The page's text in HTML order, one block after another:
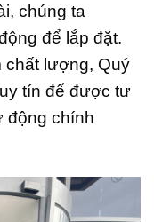
chúng ta
để lắp đặt.
chất lượng, Quý
tín để được tư
động chính